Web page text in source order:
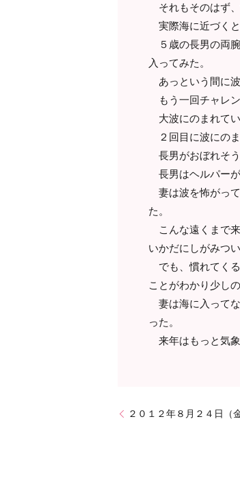
それもそのはず、
実際海に近づくと
５歳の長男の両
入ってみた。
あっという間に波
もう一回チャレン
大波にのまれてい
２回目に波にのま
長男がおぼれそう
長男はヘルパーが
妻は波を怖がっ
た。
こんな遠くまで
いかだにしがみつ
でも、慣れてく
ことがわかり少し
妻は海に入って
った。
来年はもっと気象
２０１２年８月２４日